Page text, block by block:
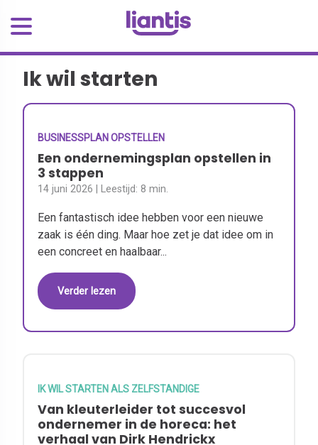
Ik wil starten
BUSINESSPLAN OPSTELLEN
Een ondernemingsplan opstellen in
3 stappen
14 juni 2026 | Leestijd: 8 min.
Een fantastisch idee hebben voor een nieuwe
zaak is één ding. Maar hoe zet je dat idee om in
een concreet en haalbaar...
Verder lezen
IK WIL STARTEN ALS ZELFSTANDIGE
Van kleuterleider tot succesvol
ondernemer in de horeca: het
verhaal van Dirk Hendrickx